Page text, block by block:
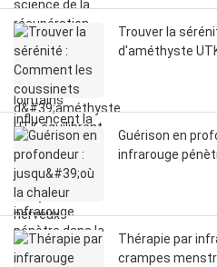
Trouver la
d'améthyste
Guérison en
infrarouge
Thérapie par
crampes